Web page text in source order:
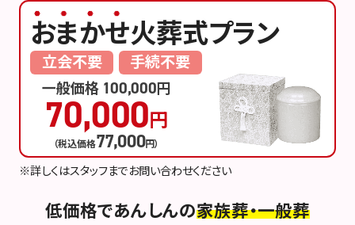
おまかせ火葬式プラン
立会不要 手続不要
一般価格 100,000円
70,000円
（税込価格77,000円）
※詳しくはスタッフまでお問い合わせください
低価格であんしんの家族葬・一般葬